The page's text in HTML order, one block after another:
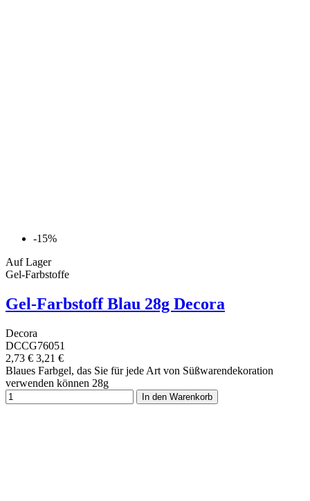
-15%
Auf Lager
Gel-Farbstoffe
Gel-Farbstoff Blau 28g Decora
Decora
DCCG76051
2,73 € 3,21 €
Blaues Farbgel, das Sie für jede Art von Süßwarendekoration
verwenden können 28g
In den Warenkorb